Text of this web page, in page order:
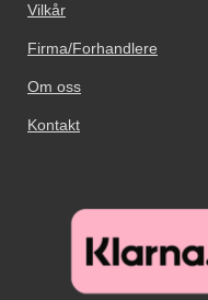
Vilkår
Firma/Forhandlere
Om oss
Kontakt